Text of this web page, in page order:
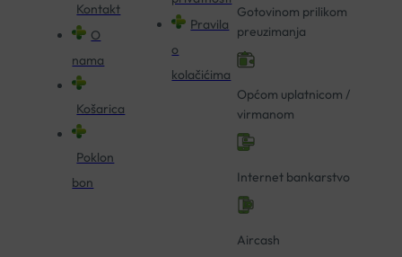
Kontakt
O
nama
Košarica
Poklon
bon
Pravila
o
kolačićima
Gotovinom prilikom
preuzimanja
Općom uplatnicom /
virmanom
Internet bankarstvo
Aircash